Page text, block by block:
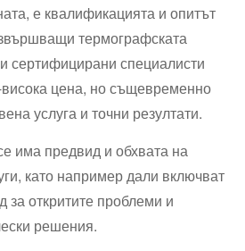
е квалификацията и опитът
термографската
сертифицирани специалисти
цена, но същевременно
услуга и точни резултати.
има предвид и обхвата на
като например дали включват
за откритите проблеми и
решения.